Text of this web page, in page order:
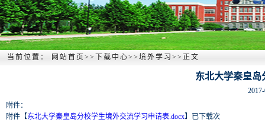
当前位置： 网站首页 >> 下载中心>> 境外学习 >> 正文
东北大学秦皇岛
附件：
附件【东北大学秦皇岛分校学生境外交流学习申请表.docx】 已下载次